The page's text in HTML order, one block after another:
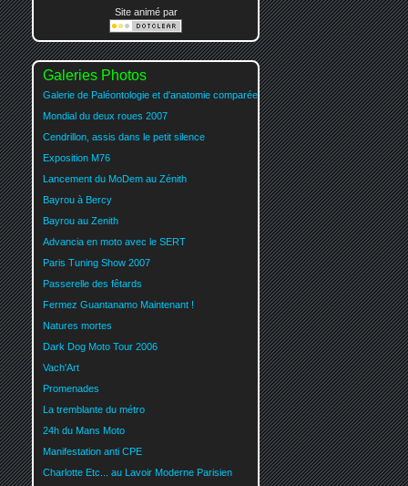
Site animé par
Galeries Photos
Galerie de Paléontologie et d'anatomie comparée
Mondial du deux roues 2007
Cendrillon, assis dans le petit silence
Exposition M76
Lancement du MoDem au Zénith
Bayrou à Bercy
Bayrou au Zenith
Advancia en moto avec le SERT
Paris Tuning Show 2007
Passerelle des fêtards
Fermez Guantanamo Maintenant !
Natures mortes
Dark Dog Moto Tour 2006
Vach'Art
Promenades
La tremblante du métro
24h du Mans Moto
Manifestation anti CPE
Charlotte Etc... au Lavoir Moderne Parisien